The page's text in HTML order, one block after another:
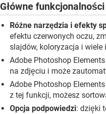
Główne funkcjonalności
Różne narzędzia i efekty
efektu czerwonych oczu,
slajdów, koloryzacja i wiele
Adobe Photoshop
na zdjęciu i może
Adobe Photoshop
z tej funkcji, możesz
Opcja podpowiedzi: dzięki